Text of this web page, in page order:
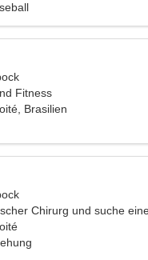
Fitness
Brasilien
Chirurg und suche